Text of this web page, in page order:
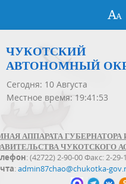
ЧУКОТСКИЙ
АВТОНОМНЫЙ
Сегодня: 10 Августа
Местное время: 19:41:53
АППАРАТА ГУБЕРНАТОРА
ЧУКОТСКОГО
: (42722) 2-90-00 Факс: 2-29-
:admin87chao@chukotka-